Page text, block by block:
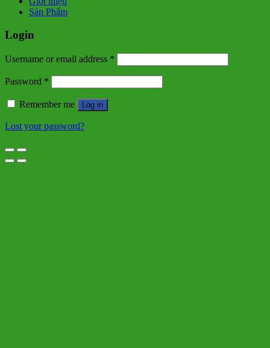
Sản Phẩm
Login
Username or email address *
Password *
Remember me Log in
Lost your password?